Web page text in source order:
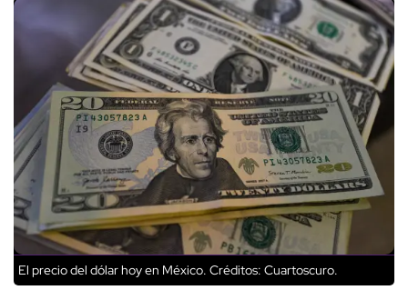
El precio del dólar hoy en México. Créditos: Cuartoscuro.